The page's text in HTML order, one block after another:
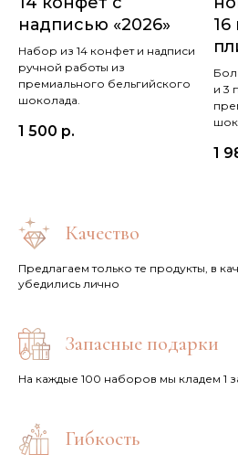
надписью «2026»
Набор из 14 конфет и надписи
ручной работы из
премиального бельгийского
шоколада.
1 500 р.
и 3
1
Качество
Предлагаем только те продукты, в
убедились лично
Запасные подарки
На каждые 100 наборов мы кладем 1
Гибкость